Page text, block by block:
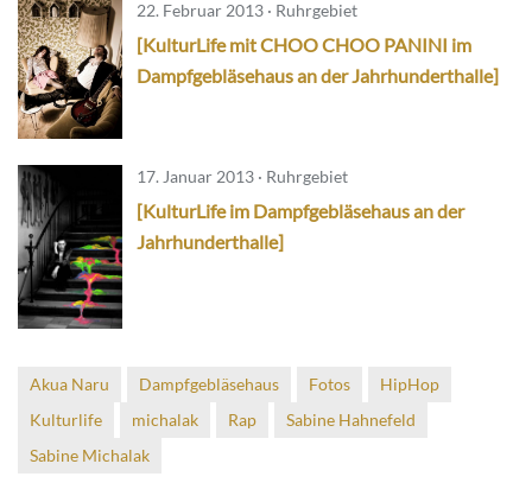
22. Februar 2013 · Ruhrgebiet
[KulturLife mit CHOO CHOO PANINI im
Dampfgebläsehaus an der Jahrhunderthalle]
17. Januar 2013 · Ruhrgebiet
[KulturLife im Dampfgebläsehaus an der
Jahrhunderthalle]
Akua Naru Dampfgebläsehaus Fotos
HipHop
Kulturlife
michalak Rap
Sabine Hahnefeld
Sabine Michalak